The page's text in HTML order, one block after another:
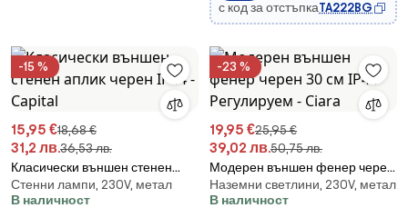
с код за отстъпкаTA222BG
-15 %
15,95 €18,68 €
31,2 лв.36,53 лв.
Класически външен стенен
аплик черен IP44 - Capital
Стенни лампи, 230V, метал
В наличност
-23 %
19,95 €25,95 €
39,02 лв.50,75 лв.
Модерен външен фенер черен
30 см IP44 Регулируем - Ciara
Наземни светлини, 230V, метал
В наличност